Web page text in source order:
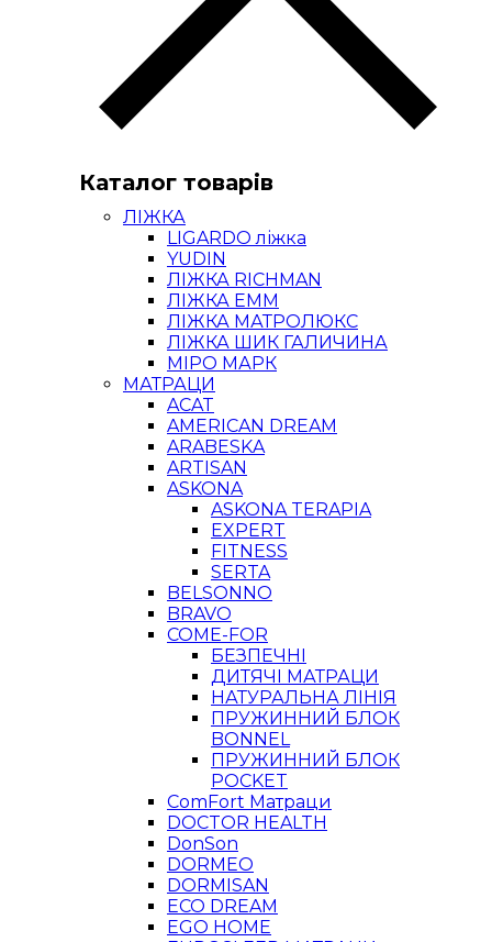
Каталог товарів
ЛІЖКА
LIGARDO ліжка
YUDIN
ЛІЖКА RICHMAN
ЛІЖКА ЕММ
ЛІЖКА МАТРОЛЮКС
ЛІЖКА ШИК ГАЛИЧИНА
МІРО МАРК
МАТРАЦИ
ACAT
AMERICAN DREAM
ARABESKA
ARTISAN
ASKONA
ASKONA TERAPIA
EXPERT
FITNESS
SERTA
BELSONNO
BRAVO
COME-FOR
БЕЗПЕЧНІ
ДИТЯЧІ МАТРАЦИ
НАТУРАЛЬНА ЛІНІЯ
ПРУЖИННИЙ БЛОК
BONNEL
ПРУЖИННИЙ БЛОК
POCKET
ComFort Матраци
DOCTOR HEALTH
DonSon
DORMEO
DORMISAN
ECO DREAM
EGO HOME